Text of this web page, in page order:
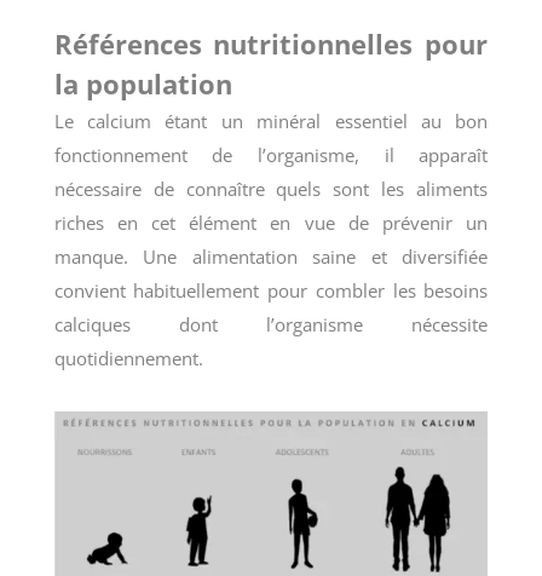
Références nutritionnelles pour
la population
Le calcium étant un minéral essentiel au bon
fonctionnement de l’organisme, il apparaît
nécessaire de connaître quels sont les aliments
riches en cet élément en vue de prévenir un
manque. Une alimentation saine et diversifiée
convient habituellement pour combler les besoins
calciques dont l’organisme nécessite
quotidiennement.